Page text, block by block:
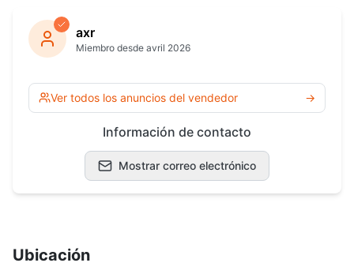
axr
Miembro desde avril 2026
Ver todos los anuncios del vendedor →
Información de contacto
Mostrar correo electrónico
Ubicación